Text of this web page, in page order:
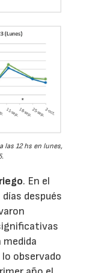
las 12 hs en lunes,
. En el
después
observado